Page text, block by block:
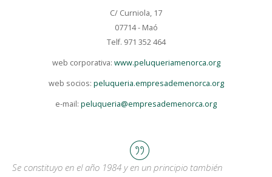
C/ Curniola, 17
07714 - Maó
Telf. 971 352 464
web corporativa: www.peluqueriamenorca.org
web socios: peluqueria.empresademenorca.org
e-mail: peluqueria@empresademenorca.org
Se constituyo en el año 1984 y en un principio también